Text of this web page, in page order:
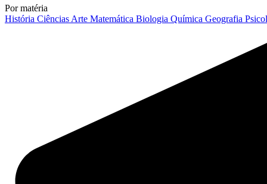
Por matéria
História Ciências Arte Matemática Biologia Química Geografia